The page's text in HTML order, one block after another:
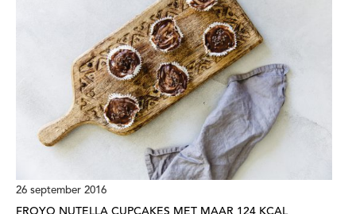
26 september 2016
FROYO NUTELLA CUPCAKES MET MAAR 124 KCAL